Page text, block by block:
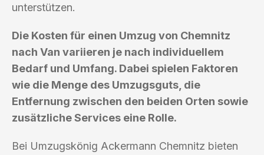
unterstützen.
Die Kosten für einen Umzug von Chemnitz
nach Van variieren je nach individuellem
Bedarf und Umfang. Dabei spielen Faktoren
wie die Menge des Umzugsguts, die
Entfernung zwischen den beiden Orten sowie
zusätzliche Services eine Rolle.
Bei Umzugskönig Ackermann Chemnitz bieten